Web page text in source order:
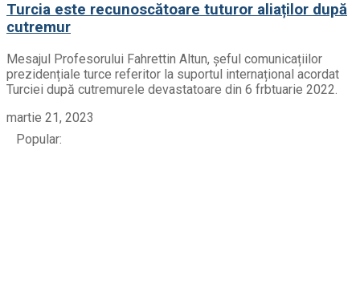
Turcia este recunoscătoare tuturor aliaților după
cutremur
Mesajul Profesorului Fahrettin Altun, șeful comunicațiilor
prezidențiale turce referitor la suportul internațional acordat
Turciei după cutremurele devastatoare din 6 frbtuarie 2022.
martie 21, 2023
Popular: